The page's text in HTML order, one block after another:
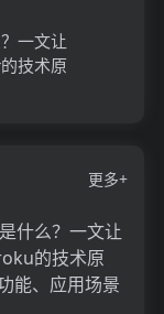
一文让
技术原
更多+